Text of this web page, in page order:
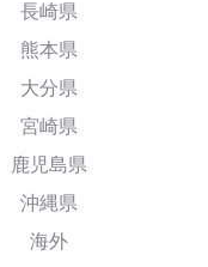
長崎県
熊本県
大分県
宮崎県
鹿児島県
沖縄県
海外